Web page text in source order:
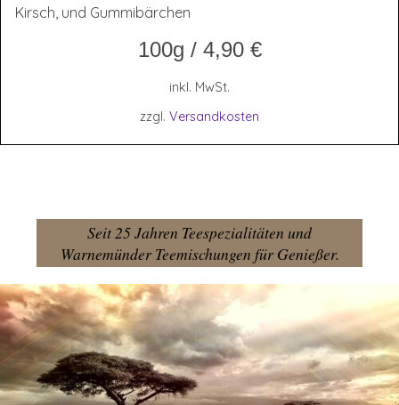
Kirsch, und Gummibärchen
100g / 4,90 €
inkl. MwSt.
zzgl. Versandkosten
Seit 25 Jahren Teespezialitäten und
Warnemünder Teemischungen für Genießer.